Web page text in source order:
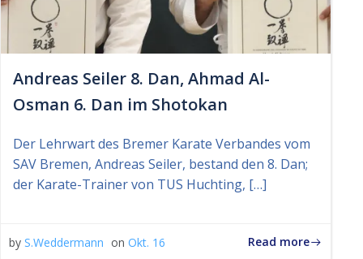
Andreas Seiler 8. Dan, Ahmad Al-
Osman 6. Dan im Shotokan
Der Lehrwart des Bremer Karate Verbandes vom
SAV Bremen, Andreas Seiler, bestand den 8. Dan;
der Karate-Trainer von TUS Huchting, […]
by S.Weddermann on Okt. 16 Read more